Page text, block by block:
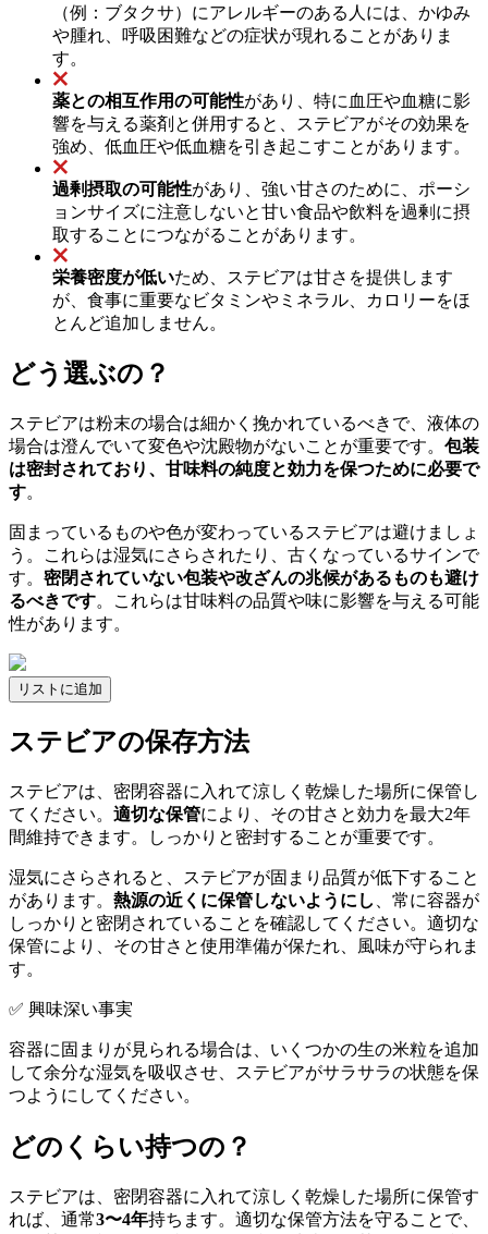
（例：ブタクサ）にアレルギーのある人には、かゆみ
や腫れ、呼吸困難などの症状が現れることがありま
す。
薬との相互作用の可能性があり、特に血圧や血糖に影
響を与える薬剤と併用すると、ステビアがその効果を
強め、低血圧や低血糖を引き起こすことがあります。
過剰摂取の可能性があり、強い甘さのために、ポーシ
ョンサイズに注意しないと甘い食品や飲料を過剰に摂
取することにつながることがあります。
栄養密度が低いため、ステビアは甘さを提供します
が、食事に重要なビタミンやミネラル、カロリーをほ
とんど追加しません。
どう選ぶの？
ステビアは粉末の場合は細かく挽かれているべきで、液体の
場合は澄んでいて変色や沈殿物がないことが重要です。 包装
は密封されており、甘味料の純度と効力を保つために必要で
す。
固まっているものや色が変わっているステビアは避けましょ
う。これらは湿気にさらされたり、古くなっているサインで
す。 密閉されていない包装や改ざんの兆候があるものも避け
るべきです。これらは甘味料の品質や味に影響を与える可能
性があります。
リストに追加
ステビアの保存方法
ステビアは、密閉容器に入れて涼しく乾燥した場所に保管し
てください。 適切な保管により、その甘さと効力を最大2年
間維持できます。しっかりと密封することが重要です。
湿気にさらされると、ステビアが固まり品質が低下すること
があります。 熱源の近くに保管しないようにし
、常に容器が
しっかりと密閉されていることを確認してください。適切な
保管により、その甘さと使用準備が保たれ、風味が守られま
す。
✅ 興味深い事実
容器に固まりが見られる場合は、いくつかの生の米粒を追加
して余分な湿気を吸収させ、ステビアがサラサラの状態を保
つようにしてください。
どのくらい持つの？
ステビアは、密閉容器に入れて涼しく乾燥した場所に保管す
れば、通常3〜4年持ちます。適切な保管方法を守ることで、